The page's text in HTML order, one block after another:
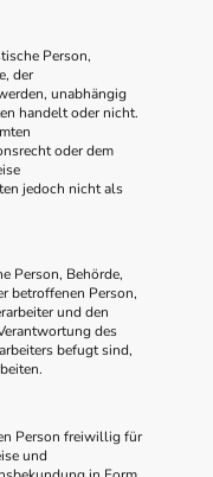
Person,
der
unabhängig
handelt oder nicht.
oder dem
jedoch nicht als
Person, Behörde,
betroffenen Person,
und den
des
befugt sind,
Person freiwillig für
und